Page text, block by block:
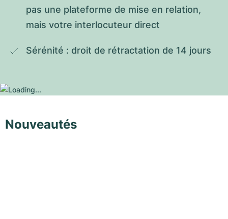
pas une plateforme de mise en relation,
mais votre interlocuteur direct
Sérénité : droit de rétractation de 14 jours
Nouveautés